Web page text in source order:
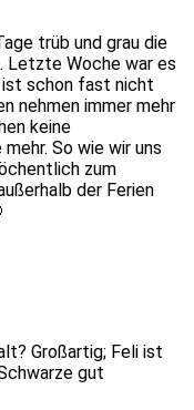
trüb und grau die
Letzte Woche war es
ist schon fast nicht
nehmen immer mehr
keine
So wie wir uns
zum
der Ferien
Großartig; Feli ist
gut